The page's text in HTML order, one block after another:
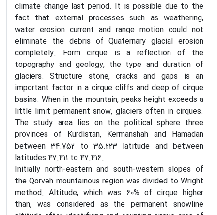
climate change last period. It is possible due to the
fact that external processes such as weathering,
water erosion current and range motion could not
eliminate the debris of Quaternary glacial erosion
completely. Form cirque is a reflection of the
topography and geology, the type and duration of
glaciers. Structure stone, cracks and gaps is an
important factor in a cirque cliffs and deep of cirque
basins. When in the mountain, peaks height exceeds a
little limit permanent snow, glaciers often in cirques.
The study area lies on the political sphere three
provinces of Kurdistan, Kermanshah and Hamadan
between 34.752 to 35.223 latitude and between
latitudes 47.411 to 47.416.
Initially north-eastern and south-western slopes of
the Qorveh mountainous region was divided to Wright
method. Altitude, which was 60% of cirque higher
than, was considered as the permanent snowline